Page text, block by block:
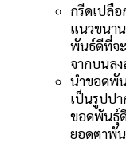
กรีดเปลื
แนวขนา
พันธ์ดีที่จ
จากบนล
นำขอดพั
เป็นรูปป
ขอดพันธุ์
ยอดตาพั